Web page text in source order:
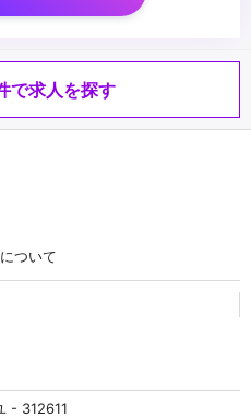
で求人を探す
ついて
- 312611